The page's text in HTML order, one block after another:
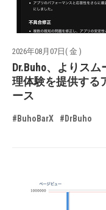
2026年08月07日( 金 )
Dr.Buho、よりス
理体験を提供する
ース
#BuhoBarX #DrBuho